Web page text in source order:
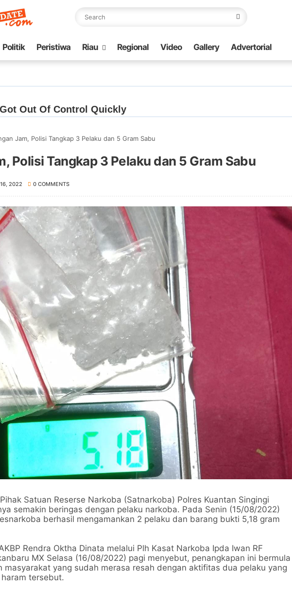
Politik Peristiwa Riau Regional Video Gallery Advertorial
Jam, Polisi Tangkap 3 Pelaku dan 5 Gram Sabu
Polisi Tangkap 3 Pelaku dan 5 Gram Sabu
2022 0 COMMENTS
Pihak Satuan Reserse Narkoba (Satnarkoba) Polres Kuantan Singingi
semakin beringas dengan pelaku narkoba. Pada Senin (15/08/2022)
berhasil mengamankan 2 pelaku dan barang bukti 5,18 gram
Rendra Oktha Dinata melalui Plh Kasat Narkoba Ipda Iwan RF
MX Selasa (16/08/2022) pagi menyebut, penangkapan ini bermula
masyarakat yang sudah merasa resah dengan aktifitas dua pelaku yang
tersebut.